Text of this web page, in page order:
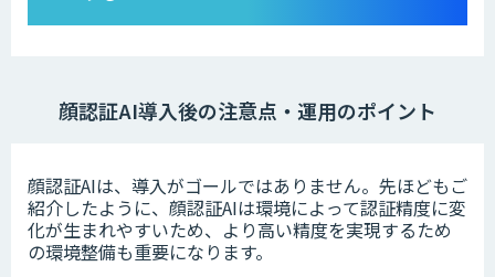
顔認証AI導入後の注意点・運用のポイント
顔認証AIは、導入がゴールではありません。先ほどもご
紹介したように、顔認証AIは環境によって認証精度に変
化が生まれやすいため、より高い精度を実現するため
の環境整備も重要になります。